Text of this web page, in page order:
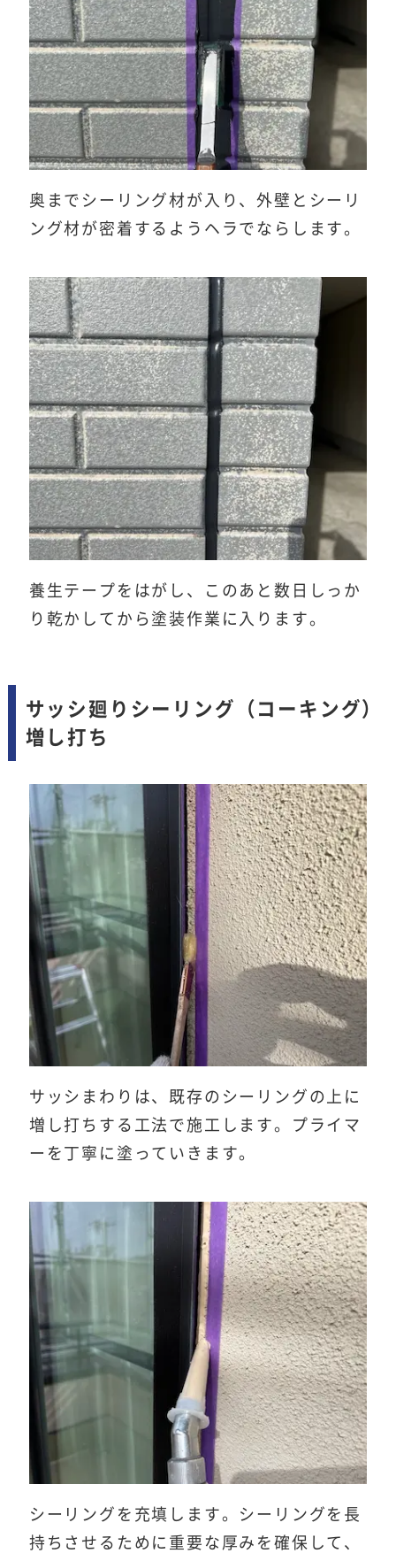
奥までシーリング材が入り、外壁とシーリ
ング材が密着するようヘラでならします。
養生テープをはがし、このあと数日しっか
り乾かしてから塗装作業に入ります。
サッシ廻りシーリング（コーキング）
増し打ち
サッシまわりは、既存のシーリングの上に
増し打ちする工法で施工します。プライマ
ーを丁寧に塗っていきます。
シーリングを充填します。シーリングを長
持ちさせるために重要な厚みを確保して、